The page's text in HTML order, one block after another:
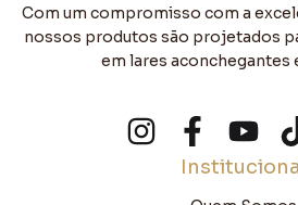
Com um compromisso com a
nossos produtos são projetados
em lares aconchegantes